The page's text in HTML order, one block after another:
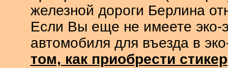
железной дороги Берлина
Если Вы еще не имеете эко-
автомобиля для въезда в
том, как приобрести стикер